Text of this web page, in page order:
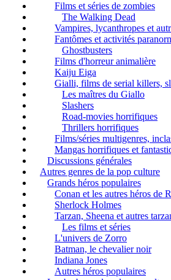
Films et séries de zombies
The Walking Dead
Vampires, lycanthropes et
Fantômes et activités
Ghostbusters
Films d'horreur animalière
Kaiju Eiga
Gialli, films de serial killers,
Les maîtres du Giallo
Slashers
Road-movies horrifiques
Thrillers horrifiques
Films/séries multigenres,
Mangas horrifiques et
Discussions générales
Autres genres de la pop culture
Grands héros populaires
Conan et les autres héros de
Sherlock Holmes
Tarzan, Sheena et autres
Les films et séries
L'univers de Zorro
Batman, le chevalier noir
Indiana Jones
Autres héros populaires